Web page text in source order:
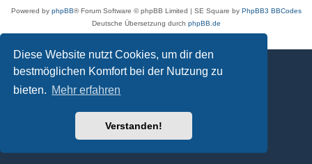
Diese Website nutzt Cookies, um dir den
bestmöglichen Komfort bei der Nutzung zu
bieten. Mehr erfahren
Verstanden!
Powered by phpBB® Forum Software © phpBB Limited | SE Square by PhpBB3 BBCodes
Deutsche Übersetzung durch phpBB.de
Datenschutz|Nutzungsbedingungen